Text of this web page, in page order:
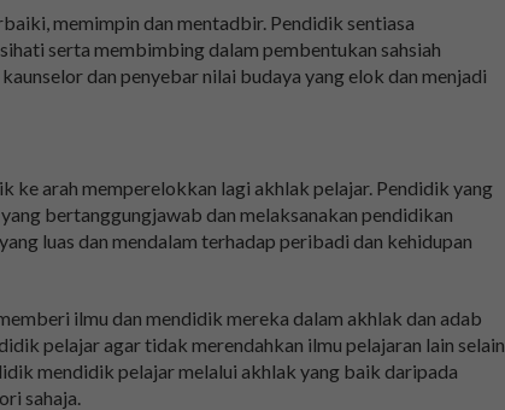
memimpin dan mentadbir. Pendidik sentiasa
serta membimbing dalam pembentukan sahsiah
dan penyebar nilai budaya yang elok dan menjadi
ke arah memperelokkan lagi akhlak pelajar. Pendidik yang
bertanggungjawab dan melaksanakan pendidikan
luas dan mendalam terhadap peribadi dan kehidupan
ilmu dan mendidik mereka dalam akhlak dan adab
pelajar agar tidak merendahkan ilmu pelajaran lain selain
mendidik pelajar melalui akhlak yang baik daripada
sahaja.